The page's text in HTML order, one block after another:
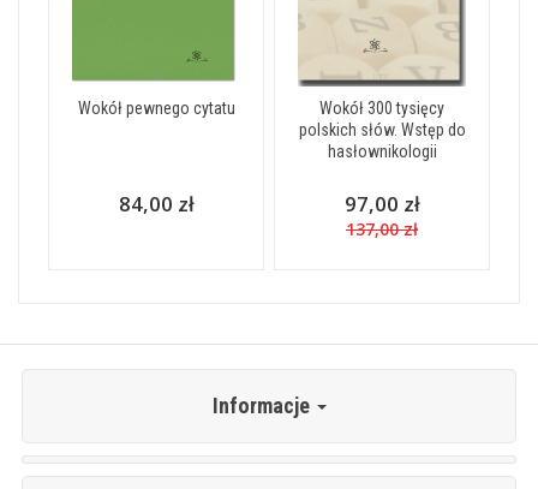
Wokół pewnego cytatu
84,00 zł
Wokół 300 tysięcy
polskich słów. Wstęp do
hasłownikologii
97,00 zł
137,00 zł
Informacje